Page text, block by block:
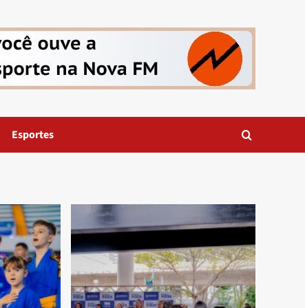
Esportes